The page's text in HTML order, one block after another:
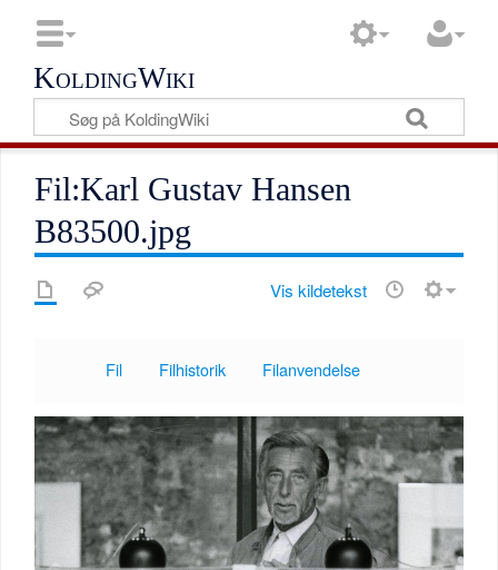
KoldingWiki
Fil:Karl Gustav Hansen
B83500.jpg
Vis kildetekst
Fil Filhistorik Filanvendelse